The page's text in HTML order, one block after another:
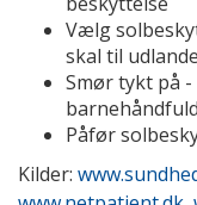
Vælg
skal til
Smør tykt på
barnehåndfuld
Påfør
Kilder: